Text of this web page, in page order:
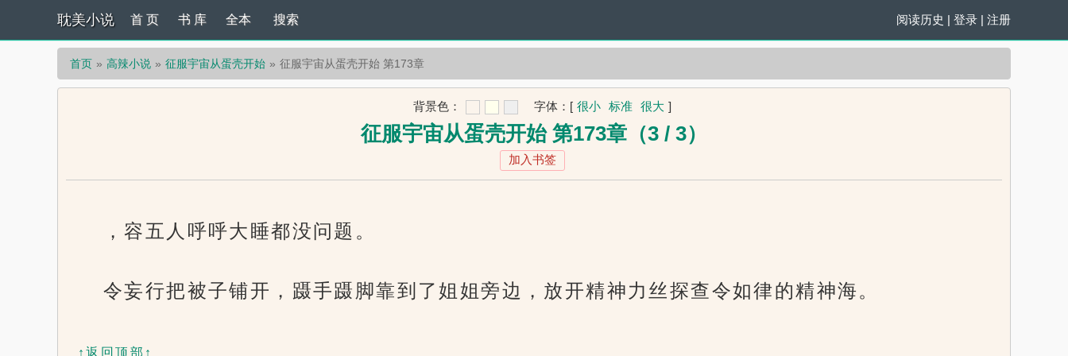
耽美小说 阅读历史 | 登录 | 注册
首 页 书 库 全本 搜索
首页 高辣小说 征服宇宙从蛋壳开始 征服宇宙从蛋壳开始 第173章
背景色： 字体： [ 很小 标准 很大 ]
征服宇宙从蛋壳开始 第173章（3 / 3）
加入书签
，容五人呼呼大睡都没问题。
令妄行把被子铺开，蹑手蹑脚靠到了姐姐旁边，放开精神力丝探查令如律的精神海。
↑返回顶部↑